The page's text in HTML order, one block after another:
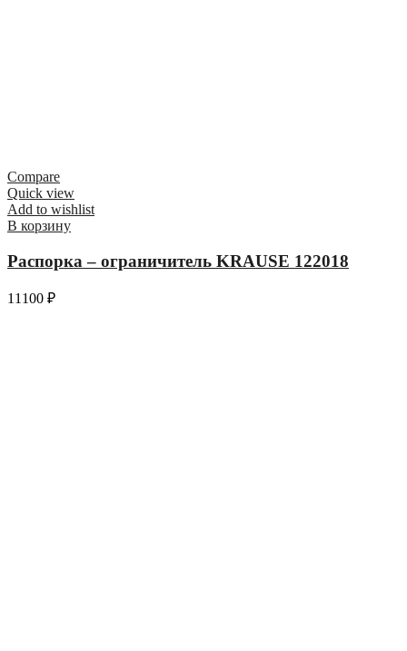
Compare
Quick view
Add to wishlist
В корзину
Распорка – ограничитель KRAUSE 122018
11100 ₽